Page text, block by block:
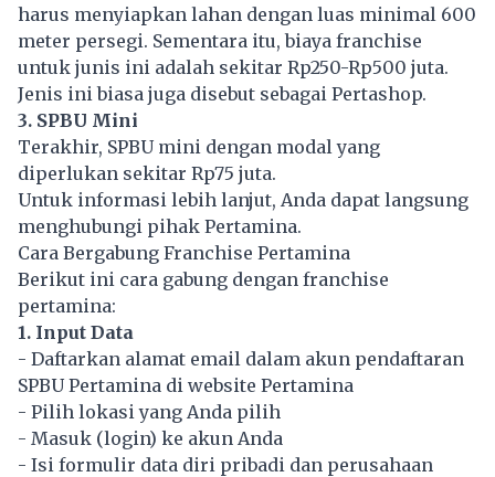
harus menyiapkan lahan dengan luas minimal 600
meter persegi. Sementara itu, biaya franchise
untuk junis ini adalah sekitar Rp250-Rp500 juta.
Jenis ini biasa juga disebut sebagai Pertashop.
3. SPBU Mini
Terakhir, SPBU mini dengan modal yang
diperlukan sekitar Rp75 juta.
Untuk informasi lebih lanjut, Anda dapat langsung
menghubungi pihak Pertamina.
Cara Bergabung Franchise Pertamina
Berikut ini cara gabung dengan franchise
pertamina:
1. Input Data
- Daftarkan alamat email dalam akun pendaftaran
SPBU Pertamina di website Pertamina
- Pilih lokasi yang Anda pilih
- Masuk (login) ke akun Anda
- Isi formulir data diri pribadi dan perusahaan